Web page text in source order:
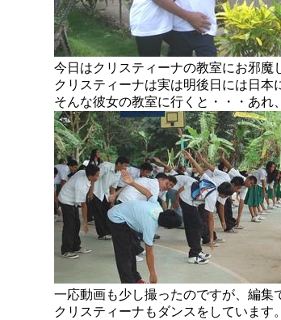
今日はクリスティーナの教室にお邪魔
クリスティーナは実は明後日には日本
そんな彼女の教室に行くと・・・あれ
一応動画も少し撮ったのですが、編集
クリスティーナもダンスをしています